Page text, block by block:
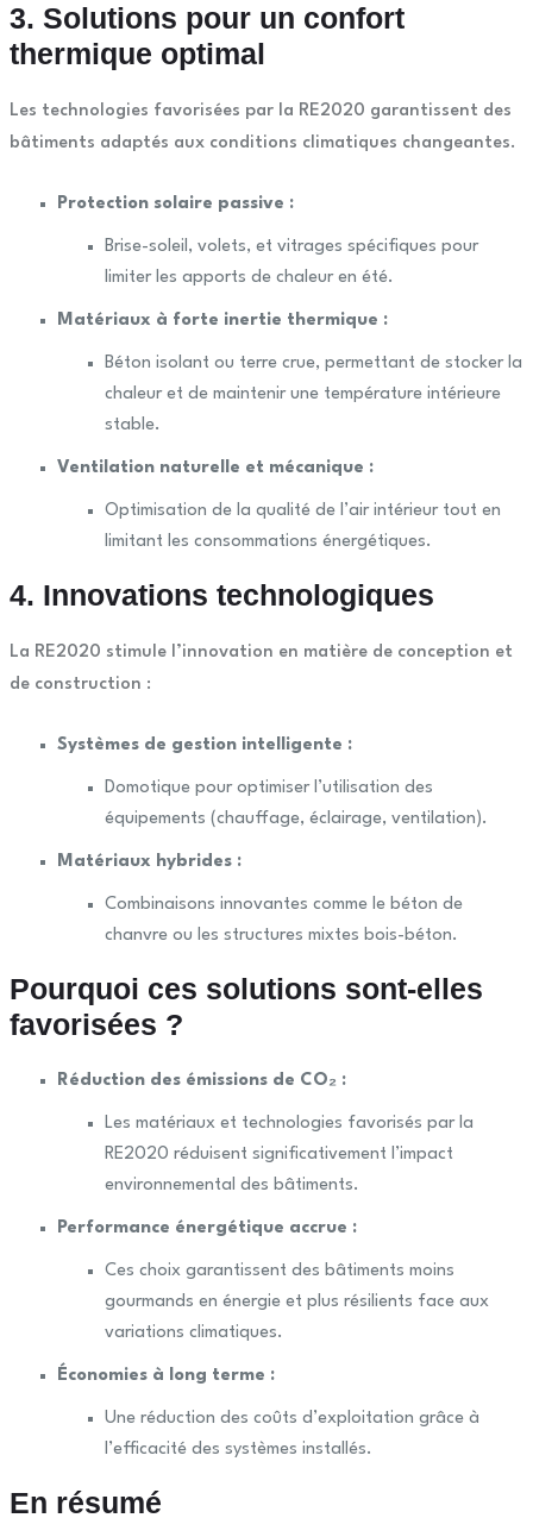
3. Solutions pour un confort
thermique optimal
Les technologies favorisées par la RE2020 garantissent des
bâtiments adaptés aux conditions climatiques changeantes.
Protection solaire passive :
Brise-soleil, volets, et vitrages spécifiques pour
limiter les apports de chaleur en été.
Matériaux à forte inertie thermique :
Béton isolant ou terre crue, permettant de stocker la
chaleur et de maintenir une température intérieure
stable.
Ventilation naturelle et mécanique :
Optimisation de la qualité de l’air intérieur tout en
limitant les consommations énergétiques.
4. Innovations technologiques
La RE2020 stimule l’innovation en matière de conception et
de construction :
Systèmes de gestion intelligente :
Domotique pour optimiser l’utilisation des
équipements (chauffage, éclairage, ventilation).
Matériaux hybrides :
Combinaisons innovantes comme le béton de
chanvre ou les structures mixtes bois-béton.
Pourquoi ces solutions sont-elles
favorisées ?
Réduction des émissions de CO₂ :
Les matériaux et technologies favorisés par la
RE2020 réduisent significativement l’impact
environnemental des bâtiments.
Performance énergétique accrue :
Ces choix garantissent des bâtiments moins
gourmands en énergie et plus résilients face aux
variations climatiques.
Économies à long terme :
Une réduction des coûts d’exploitation grâce à
l’efficacité des systèmes installés.
En résumé